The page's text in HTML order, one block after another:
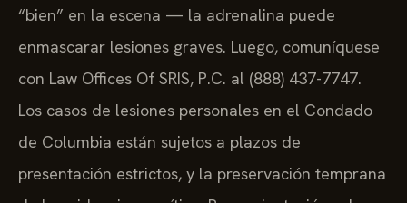
“bien” en la escena — la adrenalina puede
enmascarar lesiones graves. Luego, comuníquese
con Law Offices Of SRIS, P.C. al (888) 437-7747.
Los casos de lesiones personales en el Condado
de Columbia están sujetos a plazos de
presentación estrictos, y la preservación temprana